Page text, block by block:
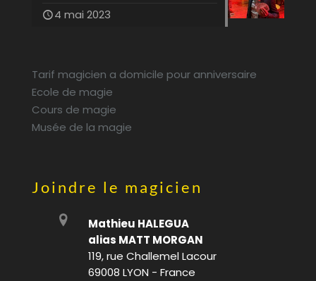
4 mai 2023
Tarif magicien a domicile pour anniversaire
Ecole de magie
Cours de magie
Musée de la magie
Joindre le magicien
Mathieu HALEGUA
alias MATT MORGAN
119, rue Challemel Lacour
69008 LYON - France